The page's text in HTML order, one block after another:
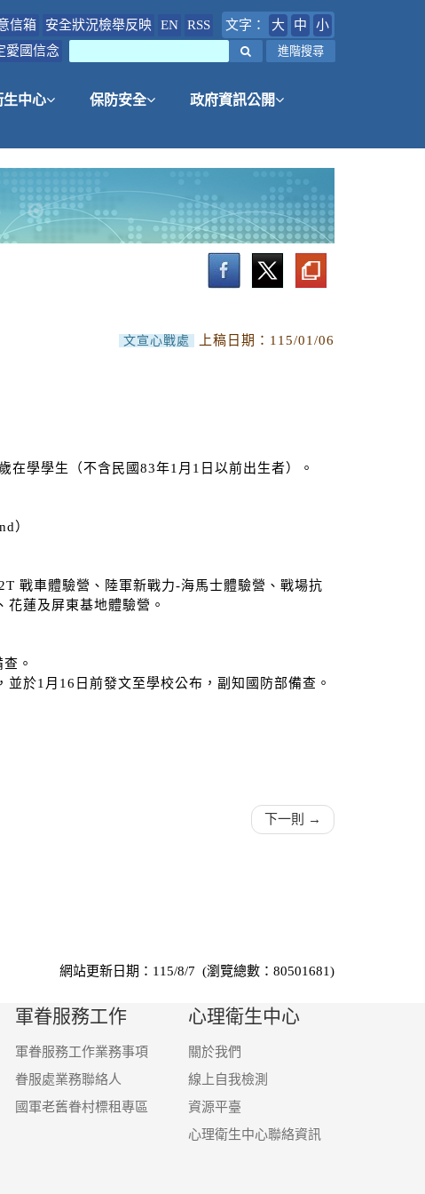
信箱 安全狀況檢舉反映 EN RSS 文字： 大 中
小
愛國信念 進階搜尋
生中心 保防安全 政府資訊公開
文宣心戰處 上稿日期： 115/01/06
學學生（不含民國83年1月1日以前出生者）。
）
戰車體驗營、陸軍新戰力-海馬士體驗營、戰場抗
蓮及屏東基地體驗營。
。
於1月16日前發文至學校公布，副知國防部備查。
下一則 →
網站更新日期：115/8/7 (瀏覽總數：80501681)
軍眷服務工作
軍眷服務工作業務事項
眷服處業務聯絡人
國軍老舊眷村標租專區
心理衛生中心
關於我們
線上自我檢測
資源平臺
心理衛生中心聯絡資訊